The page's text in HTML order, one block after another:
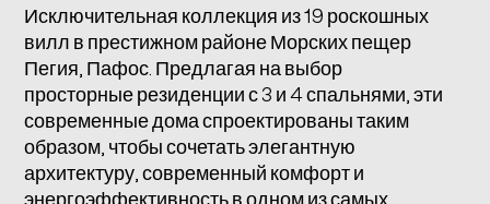
Исключительная коллекция из 19 роскошных
вилл в престижном районе Морских пещер
Пегия, Пафос. Предлагая на выбор
просторные резиденции с 3 и 4 спальнями, эти
современные дома спроектированы таким
образом, чтобы сочетать элегантную
архитектуру, современный комфорт и
энергоэффективность в одном из самых